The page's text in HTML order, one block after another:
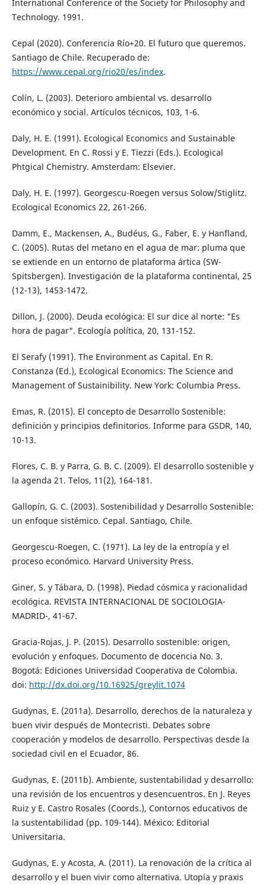
International Conference of the Society for Philosophy and
Technology. 1991.
Cepal (2020). Conferencia Río+20. El futuro que queremos.
Santiago de Chile. Recuperado de:
https://www.cepal.org/rio20/es/index.
Colín, L. (2003). Deterioro ambiental vs. desarrollo
económico y social. Artículos técnicos, 103, 1-6.
Daly, H. E. (1991). Ecological Economics and Sustainable
Development. En C. Rossi y E. Tiezzi (Eds.). Ecological
Phtgical Chemistry. Amsterdam: Elsevier.
Daly, H. E. (1997). Georgescu-Roegen versus Solow/Stiglitz.
Ecological Economics 22, 261-266.
Damm, E., Mackensen, A., Budéus, G., Faber, E. y Hanfland,
C. (2005). Rutas del metano en el agua de mar: pluma que
se extiende en un entorno de plataforma ártica (SW-
Spitsbergen). Investigación de la plataforma continental, 25
(12-13), 1453-1472.
Dillon, J. (2000). Deuda ecológica: El sur dice al norte: "Es
hora de pagar". Ecología política, 20, 131-152.
El Serafy (1991). The Environment as Capital. En R.
Constanza (Ed.), Ecological Economics: The Science and
Management of Sustainibility. New York: Columbia Press.
Emas, R. (2015). El concepto de Desarrollo Sostenible:
definición y principios definitorios. Informe para GSDR, 140,
10-13.
Flores, C. B. y Parra, G. B. C. (2009). El desarrollo sostenible y
la agenda 21. Telos, 11(2), 164-181.
Gallopín, G. C. (2003). Sostenibilidad y Desarrollo Sostenible:
un enfoque sistémico. Cepal. Santiago, Chile.
Georgescu-Roegen, C. (1971). La ley de la entropía y el
proceso económico. Harvard University Press.
Giner, S. y Tábara, D. (1998). Piedad cósmica y racionalidad
ecológica. REVISTA INTERNACIONAL DE SOCIOLOGIA-
MADRID-, 41-67.
Gracia-Rojas, J. P. (2015). Desarrollo sostenible: origen,
evolución y enfoques. Documento de docencia No. 3.
Bogotá: Ediciones Universidad Cooperativa de Colombia.
doi: http://dx.doi.org/10.16925/greylit.1074
Gudynas, E. (2011a). Desarrollo, derechos de la naturaleza y
buen vivir después de Montecristi. Debates sobre
cooperación y modelos de desarrollo. Perspectivas desde la
sociedad civil en el Ecuador, 86.
Gudynas, E. (2011b). Ambiente, sustentabilidad y desarrollo:
una revisión de los encuentros y desencuentros. En J. Reyes
Ruiz y E. Castro Rosales (Coords.), Contornos educativos de
la sustentabilidad (pp. 109-144). México: Editorial
Universitaria.
Gudynas, E. y Acosta, A. (2011). La renovación de la crítica al
desarrollo y el buen vivir como alternativa. Utopía y praxis